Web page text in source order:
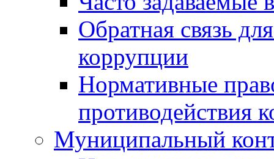
Обратная связь
коррупции
Нормативные
противодействия
Муниципальный